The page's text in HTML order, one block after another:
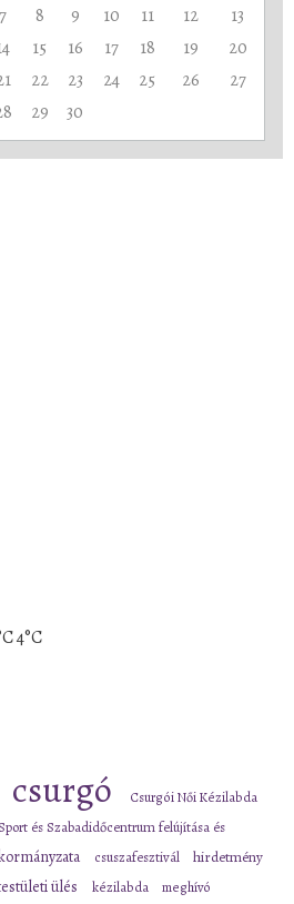
7
8 9 10 11 12
13
15 16 17 18 19
20
22 23 24 25 26
27
29 30
4°C
csurgó
Csurgói Női Kézilabda
és Szabadidőcentrum felújítása és
csuszafesztivál hirdetmény
ülés kézilabda meghívó